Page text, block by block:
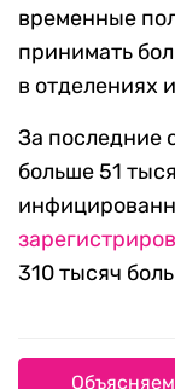
временные
принимать
в отделениях
За последние
больше 51
310 тысяч